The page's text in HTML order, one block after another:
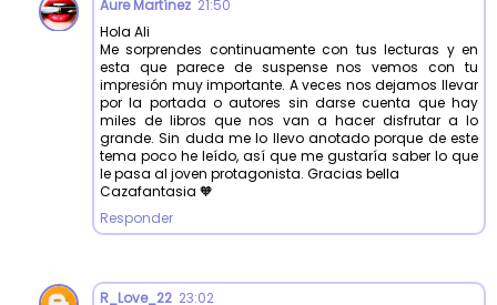
Aure Martínez 21:50
Hola Ali
Me sorprendes continuamente con tus lecturas y en
esta que parece de suspense nos vemos con tu
impresión muy importante. A veces nos dejamos llevar
por la portada o autores sin darse cuenta que hay
miles de libros que nos van a hacer disfrutar a lo
grande. Sin duda me lo llevo anotado porque de este
tema poco he leído, así que me gustaría saber lo que
le pasa al joven protagonista. Gracias bella
Cazafantasia 🧡
Responder
R_Love_22 23:02